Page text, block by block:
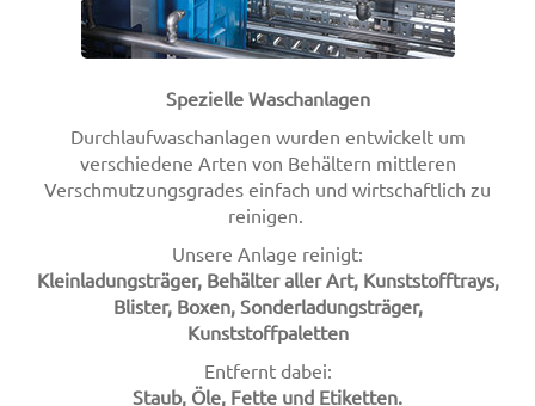
Spezielle Waschanlagen
Durchlaufwaschanlagen wurden entwickelt um
verschiedene Arten von Behältern mittleren
Verschmutzungsgrades einfach und wirtschaftlich zu
reinigen.
Unsere Anlage reinigt:
Kleinladungsträger, Behälter aller Art, Kunststofftrays,
Blister, Boxen, Sonderladungsträger,
Kunststoffpaletten
Entfernt dabei:
Staub, Öle, Fette und Etiketten.